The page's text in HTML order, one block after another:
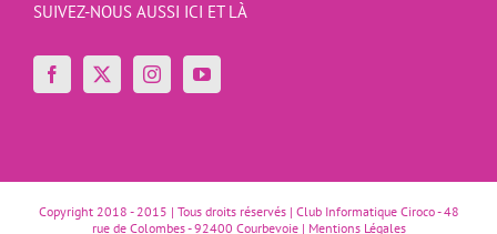
SUIVEZ-NOUS AUSSI ICI ET LÀ
Copyright 2018 - 2015 | Tous droits réservés | Club Informatique Ciroco - 48
rue de Colombes - 92400 Courbevoie | Mentions Légales